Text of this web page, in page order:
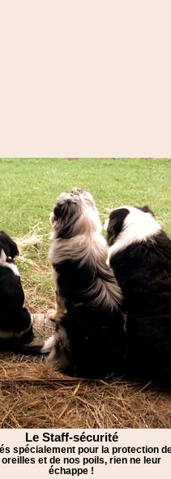
Le Staff-sécurité
spécialement pour la protection
et de nos poils, rien ne leur
échappe !